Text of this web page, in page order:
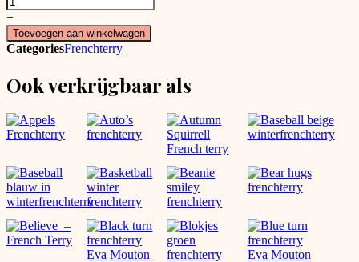
Terry
Jennifer
Bouron
Speelse
Groen/Blauw
+
Toevoegen aan winkelwagen
CategoriesFrenchterry
Ook verkrijgbaar als